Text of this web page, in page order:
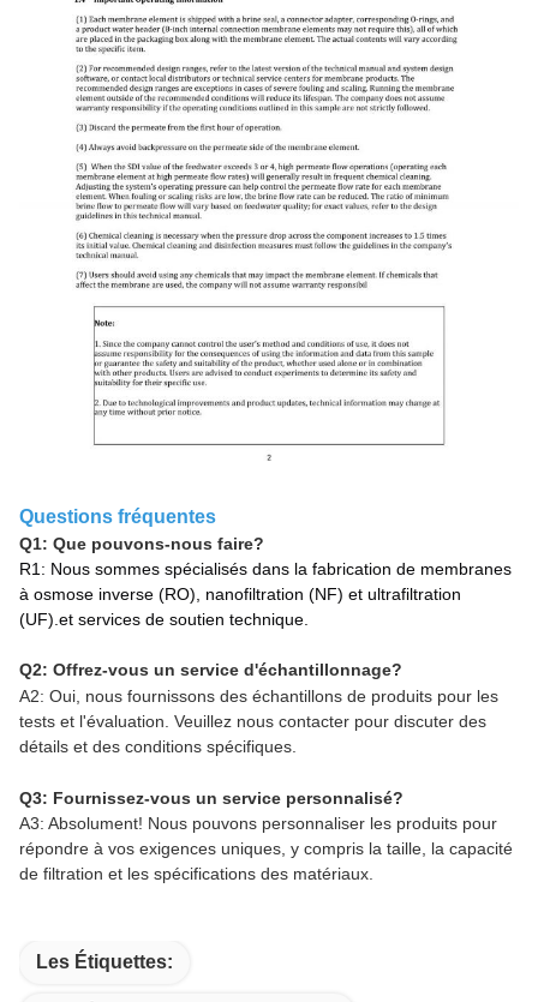
Questions fréquentes
Q1: Que pouvons-nous faire?
R1: Nous sommes spécialisés dans la fabrication de membranes
à osmose inverse (RO), nanofiltration (NF) et ultrafiltration
(UF).et services de soutien technique.
Q2: Offrez-vous un service d'échantillonnage?
A2: Oui, nous fournissons des échantillons de produits pour les
tests et l'évaluation. Veuillez nous contacter pour discuter des
détails et des conditions spécifiques.
Q3: Fournissez-vous un service personnalisé?
A3: Absolument! Nous pouvons personnaliser les produits pour
répondre à vos exigences uniques, y compris la taille, la capacité
de filtration et les spécifications des matériaux.
Les Étiquettes: